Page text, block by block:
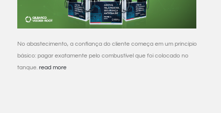
No abastecimento, a confiança do cliente começa em um princípio
básico: pagar exatamente pelo combustível que foi colocado no
tanque. read more